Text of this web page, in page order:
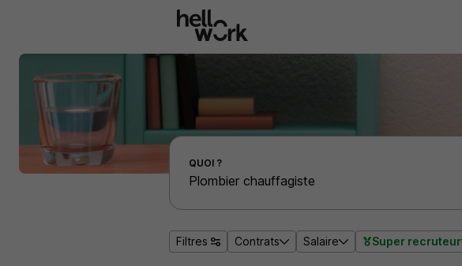
Effectuer une recherche d'emploi par localité
QUOI ?
Filtres Contrats Salaire Super recruteur